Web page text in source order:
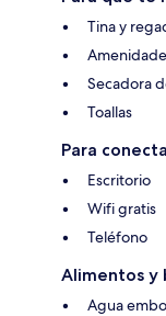
Tina y
Secadora
Toallas
Para
Escritorio
Wifi gratis
Teléfono
Alimentos y
Agua